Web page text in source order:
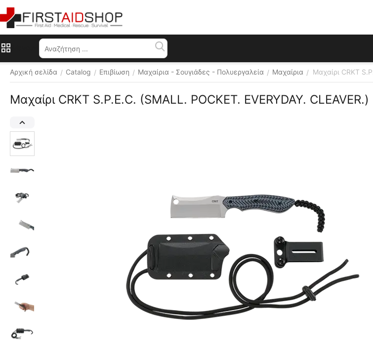
Αρχική σελίδα / Catalog / Επιβίωση / Μαχαίρια - Σουγιάδες - Πολυεργαλεία / Μαχαίρια / Μαχαίρι CRKT
Μαχαίρι CRKT S.P.E.C. (SMALL. POCKET. EVERYDAY. CLEAVER.)